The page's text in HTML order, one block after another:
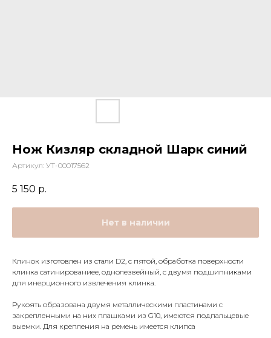
Нож Кизляр складной Шарк синий
Артикул: УТ-00017562
5 150 р.
Нет в наличии
Клинок изготовлен из стали D2, с пятой, обработка поверхности
клинка сатинированиее, однолезвейный, с двумя подшипниками
для инерционного извлечения клинка.
Рукоять образована двумя металлическими пластинами с
закрепленными на них плашками из G10, имеются подпальцевые
выемки. Для крепления на ремень имеется клипса